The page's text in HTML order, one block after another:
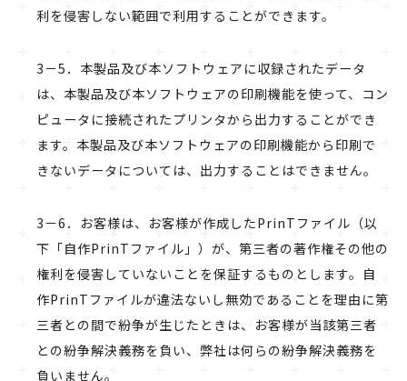
利を侵害しない範囲で利用することができます。
3－5．本製品及び本ソフトウェアに収録されたデータ
は、本製品及び本ソフトウェアの印刷機能を使って、コン
ピュータに接続されたプリンタから出力することができ
ます。本製品及び本ソフトウェアの印刷機能から印刷で
きないデータについては、出力することはできません。
3－6．お客様は、お客様が作成したPrinTファイル（以
下「自作PrinTファイル」）が、第三者の著作権その他の
権利を侵害していないことを保証するものとします。自
作PrinTファイルが違法ないし無効であることを理由に第
三者との間で紛争が生じたときは、お客様が当該第三者
との紛争解決義務を負い、弊社は何らの紛争解決義務を
負いません。